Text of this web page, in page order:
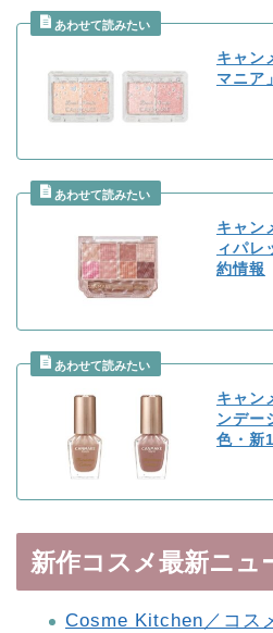
キャン
マニア
キャン
ィパレ
約情報
キャン
ンデー
色・新
新作コスメ最新ニュ
Cosme Kitchen／コス